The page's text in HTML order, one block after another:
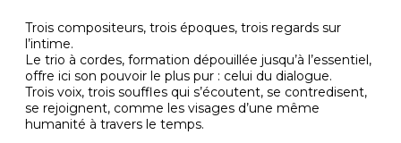
Trois compositeurs, trois époques, trois regards sur
l’intime.
Le trio à cordes, formation dépouillée jusqu’à l’essentiel,
offre ici son pouvoir le plus pur : celui du dialogue.
Trois voix, trois souffles qui s’écoutent, se contredisent,
se rejoignent, comme les visages d’une même
humanité à travers le temps.